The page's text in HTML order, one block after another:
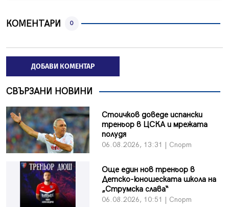
КОМЕНТАРИ 0
ДОБАВИ КОМЕНТАР
СВЪРЗАНИ НОВИНИ
Стоичков доведе испански
треньор в ЦСКА и мрежата
полудя
06.08.2026, 13:31 | Спорт
Още един нов треньор в
Детско-юношеската школа на
„Струмска слава“
06.08.2026, 10:51 | Спорт